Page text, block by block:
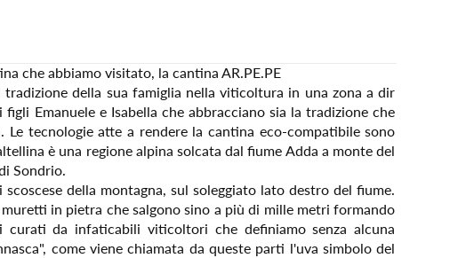
che abbiamo visitato, la cantina AR.PE.PE
della sua famiglia nella viticoltura in una zona a dir
Emanuele e Isabella che abbracciano sia la tradizione che
tecnologie atte a rendere la cantina eco-compatibile sono
è una regione alpina solcata dal fiume Adda a monte del
Sondrio.
della montagna, sul soleggiato lato destro del fiume.
in pietra che salgono sino a più di mille metri formando
da infaticabili viticoltori che definiamo senza alcuna
come viene chiamata da queste parti l'uva simbolo del